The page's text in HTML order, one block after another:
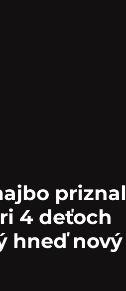
priznal
4 deťoch
hneď nový